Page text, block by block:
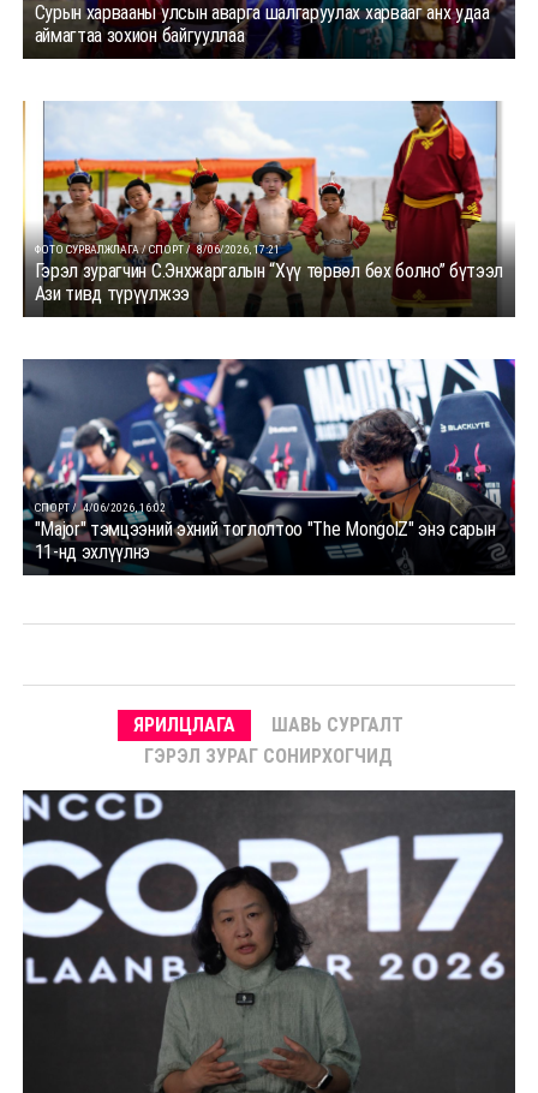
Сурын харвааны улсын аварга шалгаруулах харвааг анх удаа
аймагтаа зохион байгууллаа
ФОТО СУРВАЛЖЛАГА / СПОРТ / 8/06/2026, 17:21
Гэрэл зурагчин С.Энхжаргалын “Хүү төрвөл бөх болно” бүтээл
Ази тивд түрүүлжээ
СПОРТ / 4/06/2026, 16:02
"Major" тэмцээний эхний тоглолтоо "The MongolZ" энэ сарын
11-нд эхлүүлнэ
ЯРИЛЦЛАГА
ШАВЬ СУРГАЛТ
ГЭРЭЛ ЗУРАГ СОНИРХОГЧИД